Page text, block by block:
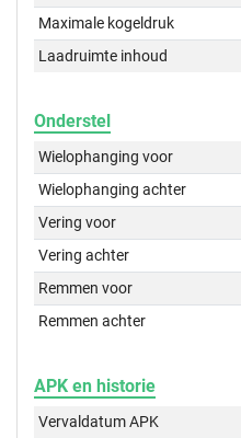
Maximale kogeldruk
Laadruimte inhoud
Onderstel
Wielophanging voor
Wielophanging achter
Vering voor
Vering achter
Remmen voor
Remmen achter
APK en historie
Vervaldatum APK